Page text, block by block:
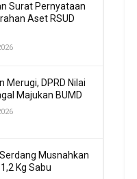
Surat Pernyataan
Aset RSUD
Merugi, DPRD Nilai
Majukan BUMD
Musnahkan
Kg Sabu